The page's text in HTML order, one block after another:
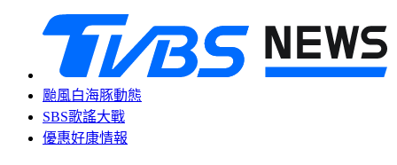
颱風白海豚動態
SBS歌謠大戰
優惠好康情報